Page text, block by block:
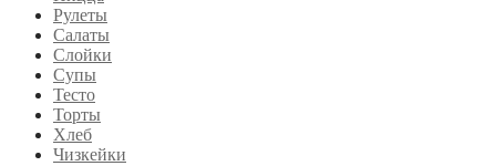
Рулеты
Салаты
Слойки
Супы
Тесто
Торты
Хлеб
Чизкейки